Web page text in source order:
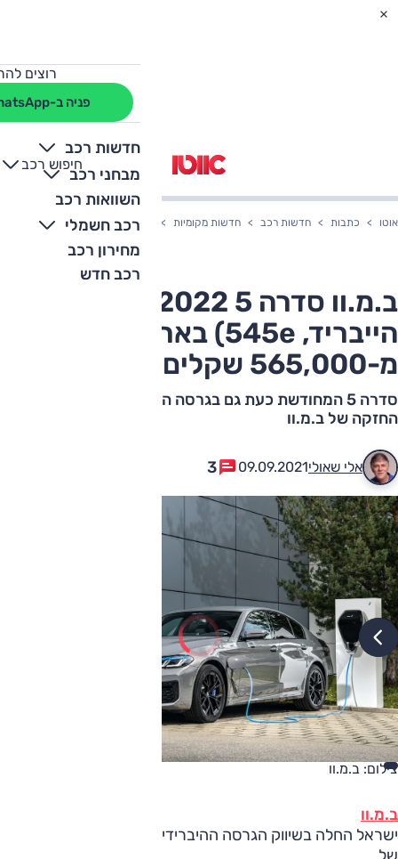
רוצים
פניה ב-WhatsApp
חדשות רכב
מבחני רכב
השוואות רכב
רכב חשמלי
מחירון רכב
רכב חדש
חיפוש רכב
+
-
אוטו כתבות חדשות רכב חדשות מקומיות ב.מ.וו סדרה 5 2022 (פלאג אין הייבריד, 545e) בארץ – החל מ-565,000 שקלים
הייבריד, 545e) בארץ – החל
מ-565,000 שקלים
סדרה 5 המחודשת כעת גם בגרסה ההיברידית-נטענת
החזקה של ב.מ.וו
אלי שאולי09.09.2021
3
צילום: ב.מ.וו
ב.מ.וו
ישראל החלה בשיווק הגרסה ההיברידית-נטענת החזקה ביותר
של